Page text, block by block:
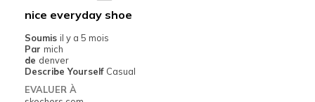
nice everyday shoe
Soumis il y a 5 mois
Par mich
de denver
Describe Yourself Casual
EVALUER À